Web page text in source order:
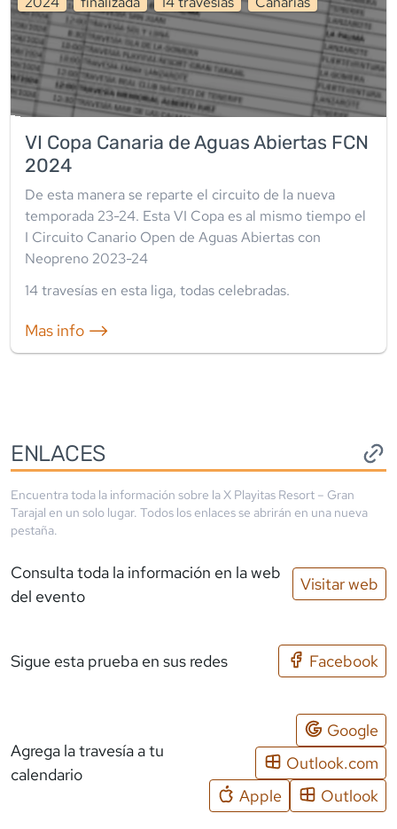
VI Copa Canaria de Aguas Abiertas FCN
2024
De esta manera se reparte el circuito de la nueva
temporada 23-24. Esta VI Copa es al mismo tiempo el
I Circuito Canario Open de Aguas Abiertas con
Neopreno 2023-24
14travesías en esta liga, todas celebradas.
Mas info ⟶
ENLACES
Encuentra toda la información sobre laX Playitas Resort – Gran
Tarajal en un solo lugar. Todos los enlaces se abrirán en una nueva
pestaña.
Consulta toda la información en la web
del evento
Visitar web
Sigue esta prueba en sus redes Facebook
Agrega la travesía a tu
calendario
Google
Outlook.com
Apple
Outlook